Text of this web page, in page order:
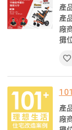
產
產
廠
攤
產
廠